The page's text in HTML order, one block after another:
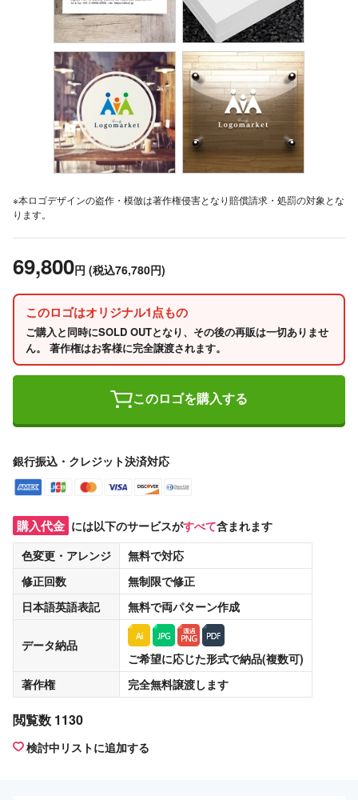
※本ロゴデザインの盗作・模倣は著作権侵害となり賠償請求・処罰の対象とな
ります。
69,800円 (税込76,780円)
このロゴはオリジナル1点もの
ご購入と同時にSOLD OUTとなり、その後の再販は一切ありませ
ん。 著作権はお客様に完全譲渡されます。
このロゴを購入する
銀行振込・クレジット決済対応
購入代金 には以下のサービスがすべて含まれます
色変更・アレンジ
無料で対応
修正回数
無制限で修正
日本語英語表記
無料で両パターン作成
データ納品
ご希望に応じた形式で納品(複数可)
著作権
完全無料譲渡します
閲覧数 1130
検討中リストに追加する